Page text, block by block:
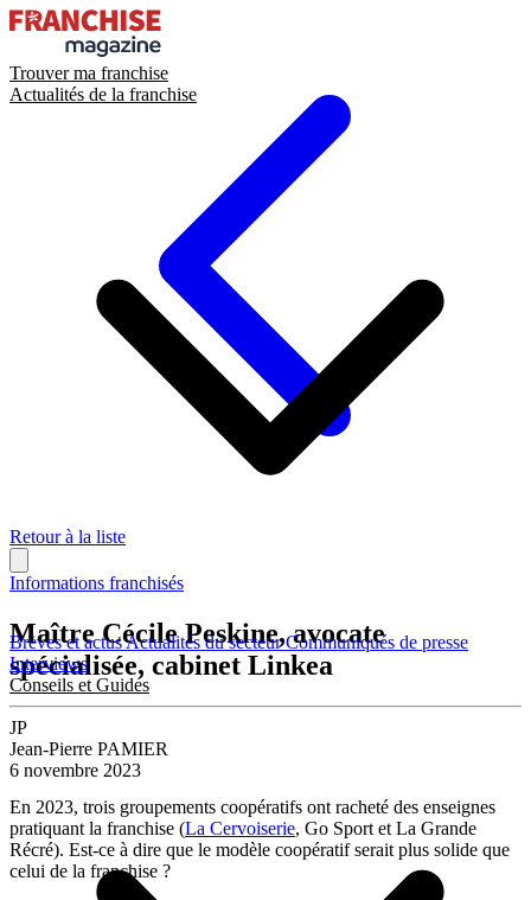
Trouver ma franchise
Actualités de la franchise
Brèves et actusActualités du secteurCommuniqués de presse
Interviews
Conseils et Guides
Retour à la liste
Informations franchisés
Maître Cécile Peskine, avocate
spécialisée, cabinet Linkea
JP
Jean-Pierre PAMIER
6 novembre 2023
En 2023, trois groupements coopératifs ont racheté des enseignes
pratiquant la franchise (La Cervoiserie, Go Sport et La Grande
Récré). Est-ce à dire que le modèle coopératif serait plus solide que
celui de la franchise ?